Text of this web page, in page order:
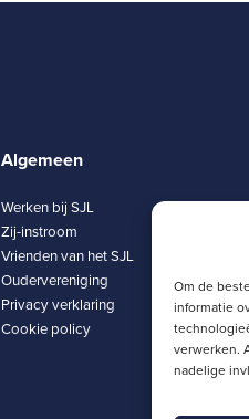
Om de
informatie
verwerken.
nadelige
Algemeen
Werken bij SJL
Zij-instroom
Vrienden van het SJL
Oudervereniging
Privacy verklaring
Cookie policy